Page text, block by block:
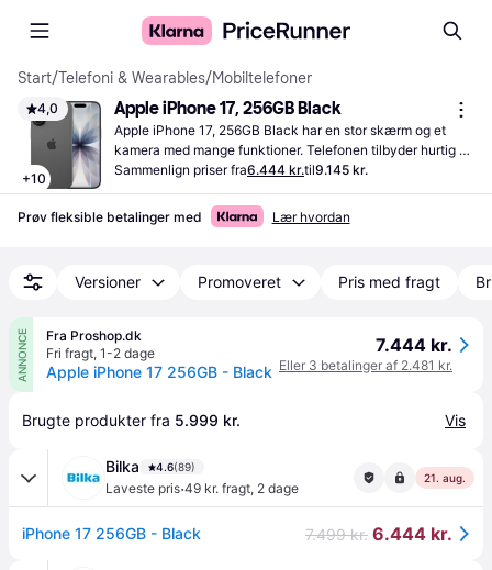
Start/Telefoni & Wearables/Mobiltelefoner
4,0
+10
Apple iPhone 17, 256GB Black
Apple iPhone 17, 256GB Black har en stor skærm og et
kamera med mange funktioner. Telefonen tilbyder hurtig
ydeevne og rigelig lagerplads til apps og medier.
Sammenlign priser fra6.444 kr.til9.145 kr.
Prøv fleksible betalinger med Lær hvordan
Versioner Promoveret Pris med fragt
ANNONCE
Fra Proshop.dk
Fri fragt, 1-2 dage
Apple iPhone 17 256GB - Black
7.444 kr.
Eller 3 betalinger af 2.481 kr.
Brugte produkter fra 5.999 kr. Vis
Bilka 4.6(89)
Laveste pris·49 kr. fragt, 2 dage
21. aug.
iPhone 17 256GB - Black 7.499 kr. 6.444 kr.